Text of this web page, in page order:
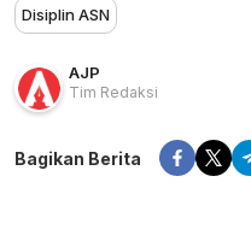
Disiplin ASN
AJP
Tim Redaksi
Bagikan Berita